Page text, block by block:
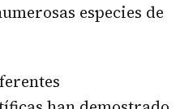
especies de